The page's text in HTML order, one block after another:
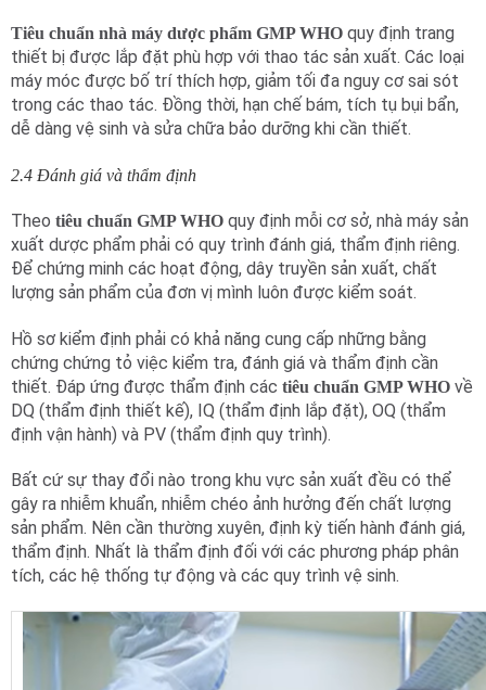
Tiêu chuẩn nhà máy dược phẩm GMP WHO quy định trang
thiết bị được lắp đặt phù hợp với thao tác sản xuất. Các loại
máy móc được bố trí thích hợp, giảm tối đa nguy cơ sai sót
trong các thao tác. Đồng thời, hạn chế bám, tích tụ bụi bẩn,
dễ dàng vệ sinh và sửa chữa bảo dưỡng khi cần thiết.
2.4 Đánh giá và thẩm định
Theo tiêu chuẩn GMP WHO quy định mỗi cơ sở, nhà máy sản
xuất dược phẩm phải có quy trình đánh giá, thẩm định riêng.
Để chứng minh các hoạt động, dây truyền sản xuất, chất
lượng sản phẩm của đơn vị mình luôn được kiểm soát.
Hồ sơ kiểm định phải có khả năng cung cấp những bằng
chứng chứng tỏ việc kiểm tra, đánh giá và thẩm định cần
thiết. Đáp ứng được thẩm định các tiêu chuẩn GMP WHO về
DQ (thẩm định thiết kế), IQ (thẩm định lắp đặt), OQ (thẩm
định vận hành) và PV (thẩm định quy trình).
Bất cứ sự thay đổi nào trong khu vực sản xuất đều có thể
gây ra nhiễm khuẩn, nhiễm chéo ảnh hưởng đến chất lượng
sản phẩm. Nên cần thường xuyên, định kỳ tiến hành đánh giá,
thẩm định. Nhất là thẩm định đối với các phương pháp phân
tích, các hệ thống tự động và các quy trình vệ sinh.